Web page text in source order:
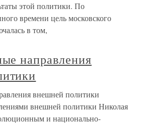
этой политики. По
времени цель московского
в том,
направления
внешней политики
внешней политики Николая
и национально-